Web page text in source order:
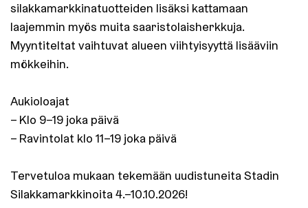
silakkamarkkinatuotteiden lisäksi kattamaan
laajemmin myös muita saaristolaisherkkuja.
Myyntiteltat vaihtuvat alueen viihtyisyyttä lisääviin
mökkeihin.
Aukioloajat
– Klo 9–19 joka päivä
– Ravintolat klo 11–19 joka päivä
Tervetuloa mukaan tekemään uudistuneita Stadin
Silakkamarkkinoita 4.–10.10.2026!